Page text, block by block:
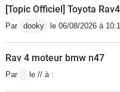
[Topic Officiel] Toyota
Par dooky le 06/08/2026 à
Rav 4 moteur bmw n47
Par le // à :